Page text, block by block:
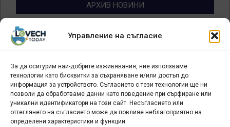
Управление на съгласие
За да осигурим най-добрите изживявания, ние използваме
технологии като бисквитки за съхраняване и/или достъп до
информация за устройството. Съгласието с тези технологии ще ни
позволи да обработваме данни като поведение при сърфиране или
уникални идентификатори на този сайт. Несъгласието или
оттеглянето на съгласието може да повлияе неблагоприятно на
определени характеристики и функции.
АРХИВ НОВИНИ
Архив
новини
БИЗНЕС
Арт галерия "Мостове" – магазин за изкуство
СЕВЕРОЗАПАДА ИНФОРМАЦИОНЕН БИЗНЕС
ТУРИСТИЧЕСКИ КЛЪСТЕР